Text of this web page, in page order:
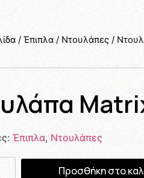
/ Έπιπλα /Ντουλάπες /
Έπιπλα,Ντουλάπες
Προσθήκη στο